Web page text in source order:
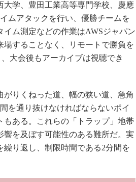
学、豊田工業高等専門学校、慶應
ムアタックを行い、優勝チームを
ム測定などの作業はAWSジャパン
することなく、リモートで勝負を
大会後もアーカイブは視聴でき
りくねった道、幅の狭い道、急角
を通り抜けなければならないポイ
ある。これらの「トラップ」地帯
を及ぼす可能性のある難所だ。実
り返し、制限時間である2分間を